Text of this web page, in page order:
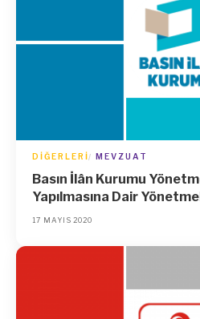
DIĞERLERI MEVZUAT
Basın İlân Kurumu
Yapılmasına Dair
17 MAYIS 2020